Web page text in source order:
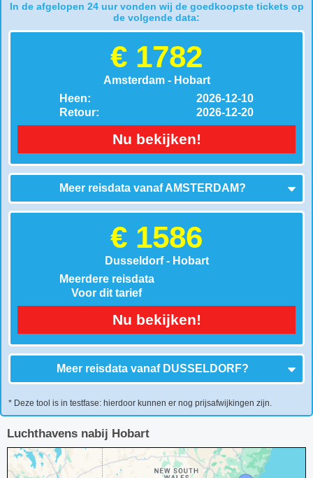
In de afgelopen 24 uur vonden wij de goedkoopste tickets op
de volgende data:
€ 1782
Amsterdam - Hobart
Heen:
Retour:
2026-12-10
2026-12-20
Nu bekijken!
Meer reisdata vanafAMSTERDAM?
€ 1586
Dusseldorf - Hobart
Meerdere reisdata
Voor dit tarief
Nu bekijken!
Meer reisdata vanaf DUSSELDORF?
* Deze tool is in testfase: hierdoor kunnen er nog prijsafwijkingen zijn.
Luchthavens nabij Hobart